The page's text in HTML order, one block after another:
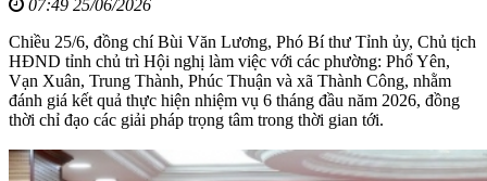
07:49 25/06/2026
Chiều 25/6, đồng chí Bùi Văn Lương, Phó Bí thư Tỉnh ủy, Chủ tịch
HĐND tỉnh chủ trì Hội nghị làm việc với các phường: Phổ Yên,
Vạn Xuân, Trung Thành, Phúc Thuận và xã Thành Công, nhằm
đánh giá kết quả thực hiện nhiệm vụ 6 tháng đầu năm 2026, đồng
thời chỉ đạo các giải pháp trọng tâm trong thời gian tới.